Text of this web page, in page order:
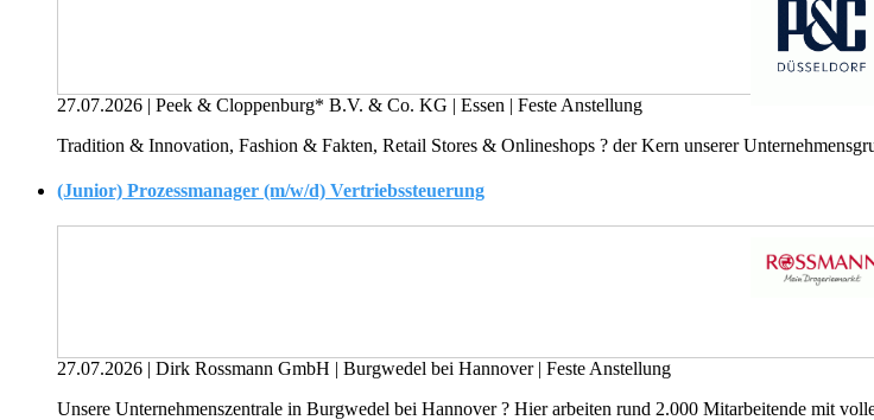
27.07.2026 | Peek & Cloppenburg* B.V. & Co. KG | Essen | Feste Anstellung
Tradition & Innovation, Fashion & Fakten, Retail Stores & Onlineshops ? der Kern unserer
(Junior) Prozessmanager (m/w/d) Vertriebssteuerung
27.07.2026 | Dirk Rossmann GmbH | Burgwedel bei Hannover | Feste Anstellung
Unsere Unternehmenszentrale in Burgwedel bei Hannover ? Hier arbeiten rund 2.000 Mitarbeitende mit